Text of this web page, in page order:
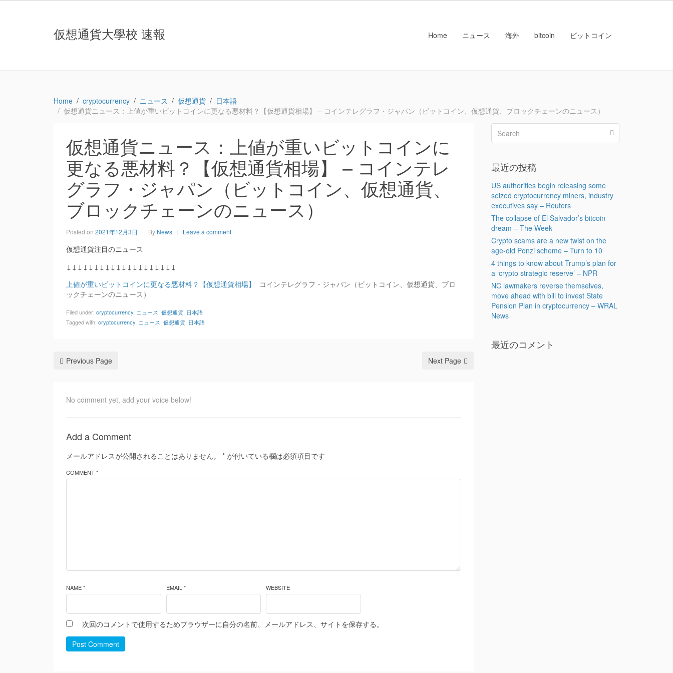
仮想通貨大學校 速報 Home ニュース 海外 bitcoin ビットコイン
Home cryptocurrency ニュース 仮想通貨
日本語
仮想通貨ニュース：上値が重いビットコインに更なる悪材料？【仮想通貨相場】 – コインテレグラフ・ジャパン（ビットコイン、仮想通貨、ブロックチェーンのニュース）
仮想通貨ニュース：上値が重いビットコインに
更なる悪材料？【仮想通貨相場】 – コインテレ
グラフ・ジャパン（ビットコイン、仮想通貨、
ブロックチェーンのニュース）
Posted on 2021年12月3日 By News Leave a comment
仮想通貨注目のニュース
↓↓↓↓↓↓↓↓↓↓↓↓↓↓↓↓↓↓↓↓
上値が重いビットコインに更なる悪材料？【仮想通貨相場】
コインテレグラフ・ジャパン（ビットコイン、仮想通貨、ブロ
ックチェーンのニュース）
Filed under: cryptocurrency ニュース 仮想通貨 日本語
Tagged with: cryptocurrency ニュース 仮想通貨 日本語
Previous Page Next Page
No comment yet, add your voice below!
Add a Comment
メールアドレスが公開されることはありません。 * が付いている欄は必須項目です
COMMENT *
NAME * EMAIL * WEBSITE
次回のコメントで使用するためブラウザーに自分の名前、メールアドレス、サイトを保存する。
Post Comment
最近の投稿
US authorities begin releasing some
seized cryptocurrency miners, industry
executives say – Reuters
The collapse of El Salvador’s bitcoin
dream – The Week
Crypto scams are a new twist on the
age-old Ponzi scheme – Turn to 10
4 things to know about Trump’s plan for
a ‘crypto strategic reserve’ – NPR
NC lawmakers reverse themselves,
move ahead with bill to invest State
Pension Plan in cryptocurrency – WRAL
News
最近のコメント